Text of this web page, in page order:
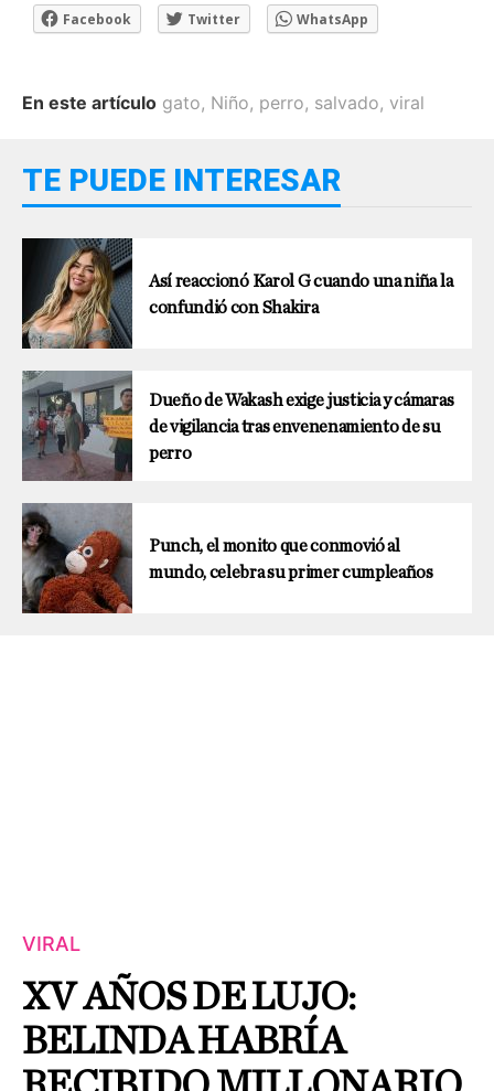
Facebook Twitter WhatsApp
En este artículo gato, Niño, perro, salvado, viral
TE PUEDE INTERESAR
Así reaccionó Karol G cuando una niña la
confundió con Shakira
Dueño de Wakash exige justicia y cámaras
de vigilancia tras envenenamiento de su
perro
Punch, el monito que conmovió al
mundo, celebra su primer cumpleaños
VIRAL
XV AÑOS DE LUJO:
BELINDA HABRÍA